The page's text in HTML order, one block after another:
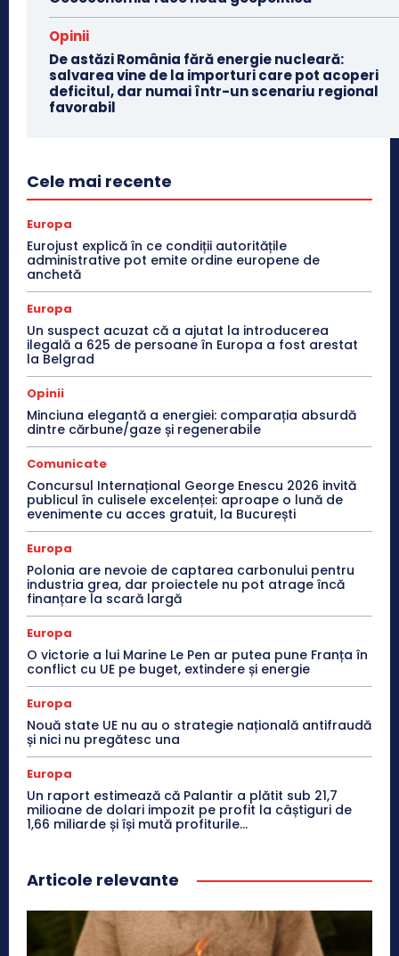
Opinii
De astăzi România fără energie nucleară:
salvarea vine de la importuri care pot acoperi
deficitul, dar numai într-un scenariu regional
favorabil
Cele mai recente
Europa
Eurojust explică în ce condiții autoritățile
administrative pot emite ordine europene de
anchetă
Europa
Un suspect acuzat că a ajutat la introducerea
ilegală a 625 de persoane în Europa a fost arestat
la Belgrad
Opinii
Minciuna elegantă a energiei: comparația absurdă
dintre cărbune/gaze și regenerabile
Comunicate
Concursul Internațional George Enescu 2026 invită
publicul în culisele excelenței: aproape o lună de
evenimente cu acces gratuit, la București
Europa
Polonia are nevoie de captarea carbonului pentru
industria grea, dar proiectele nu pot atrage încă
finanțare la scară largă
Europa
O victorie a lui Marine Le Pen ar putea pune Franța în
conflict cu UE pe buget, extindere și energie
Europa
Nouă state UE nu au o strategie națională antifraudă
și nici nu pregătesc una
Europa
Un raport estimează că Palantir a plătit sub 21,7
milioane de dolari impozit pe profit la câștiguri de
1,66 miliarde și își mută profiturile...
Articole relevante